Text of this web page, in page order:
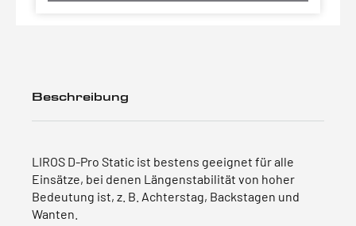
Beschreibung
LIROS D-Pro Static ist bestens geeignet für alle
Einsätze, bei denen Längenstabilität von hoher
Bedeutung ist, z. B. Achterstag, Backstagen und
Wanten.